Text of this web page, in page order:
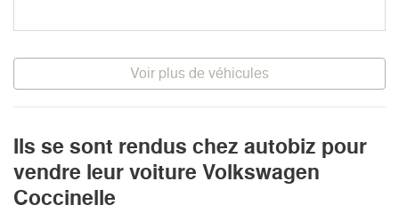
Voir plus de véhicules
Ils se sont rendus chez autobiz pour
vendre leur voiture Volkswagen
Coccinelle